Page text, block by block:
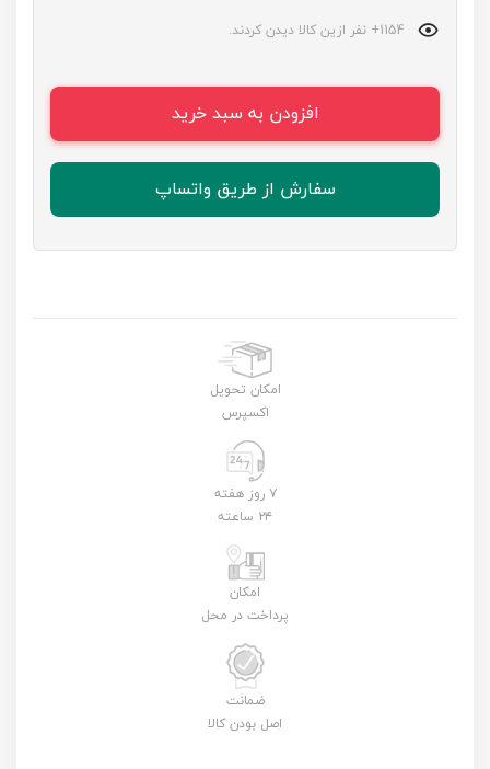
افزودن به سبد خرید
سفارش از طریق واتساپ
امکان تحویل
اکسپرس
۷ روز هفته
۲۴ ساعته
امکان
پرداخت در محل
ضمانت
اصل بودن کالا